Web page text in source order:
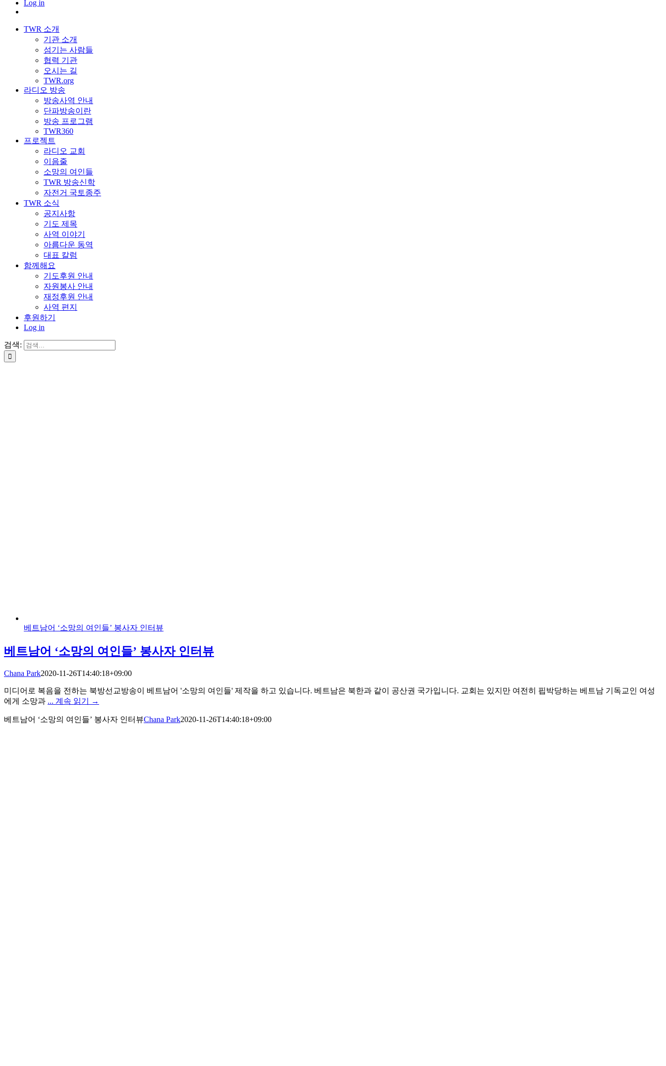
Log in
TWR 소개
기관 소개
섬기는 사람들
협력 기관
오시는 길
TWR.org
라디오 방송
방송사역 안내
단파방송이란
방송 프로그램
TWR360
프로젝트
라디오 교회
이음줄
소망의 여인들
TWR 방송신학
자전거 국토종주
TWR 소식
공지사항
기도 제목
사역 이야기
아름다운 동역
대표 칼럼
함께해요
기도후원 안내
자원봉사 안내
재정후원 안내
사역 편지
후원하기
Log in
검색:
베트남어 ‘소망의 여인들’ 봉사자 인터뷰
베트남어 ‘소망의 여인들’ 봉사자 인터뷰
Chana Park2020-11-26T14:40:18+09:00
미디어로 복음을 전하는 북방선교방송이 베트남어 '소망의 여인들' 제작을 하고 있습니다. 베트남은 북한과 같이 공산권 국가입니다. 교회는 있지만 여전히 핍박당하는 베트남 기독교인 여성
에게 소망과 ... 계속 읽기 →
베트남어 ‘소망의 여인들’ 봉사자 인터뷰Chana Park2020-11-26T14:40:18+09:00